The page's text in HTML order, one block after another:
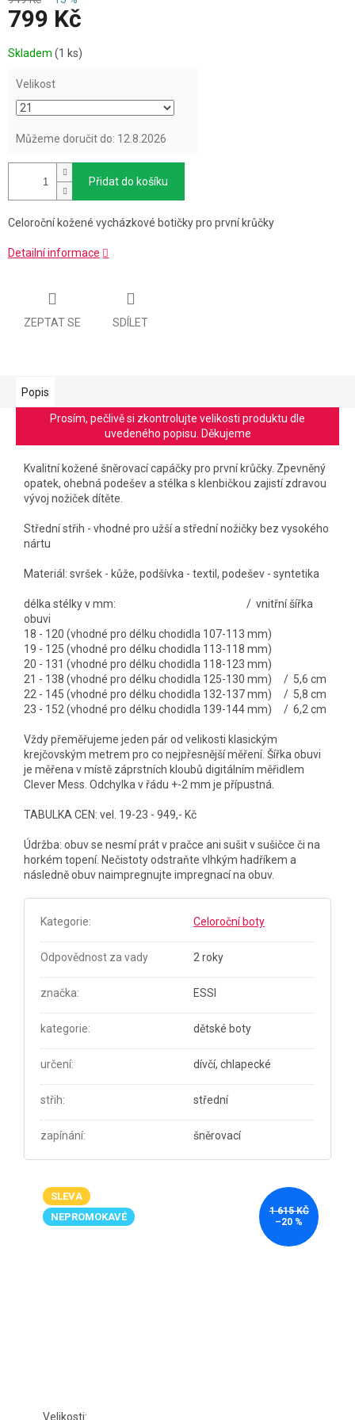
799 Kč
cena:
Skladem (1 ks)
Velikost
Můžeme doručit do: 12.8.2026
Přidat do košíku
Celoroční kožené vycházkové botičky pro první krůčky
Detailní informace
ZEPTAT SE SDÍLET
Popis
Prosím, pečlivě si zkontrolujte velikosti produktu dle
uvedeného popisu. Děkujeme
Kvalitní kožené šněrovací capáčky pro první krůčky. Zpevněný
opatek, ohebná podešev a stélka s klenbičkou zajistí zdravou
vývoj nožiček dítěte.
Střední střih - vhodné pro užší a střední nožičky bez vysokého
nártu
Materiál: svršek - kůže, podšívka - textil, podešev - syntetika
délka stélky v mm: / vnitřní šířka
obuvi
18 - 120 (vhodné pro délku chodidla 107-113 mm)
19 - 125 (vhodné pro délku chodidla 113-118 mm)
20 - 131 (vhodné pro délku chodidla 118-123 mm)
21 - 138 (vhodné pro délku chodidla 125-130 mm) / 5,6 cm
22 - 145 (vhodné pro délku chodidla 132-137 mm) / 5,8 cm
23 - 152 (vhodné pro délku chodidla 139-144 mm) / 6,2 cm
Vždy přeměřujeme jeden pár od velikosti klasickým
krejčovským metrem pro co nejpřesnější měření. Šířka obuvi
je měřena v místě záprstních kloubů digitálním měřidlem
Clever Mess. Odchylka v řádu +-2 mm je přípustná.
TABULKA CEN: vel. 19-23 - 949,- Kč
Údržba: obuv se nesmí prát v pračce ani sušit v sušičce či na
horkém topení. Nečistoty odstraňte vlhkým hadříkem a
následně obuv naimpregnujte impregnací na obuv.
Kategorie: Celoroční boty
Odpovědnost za vady 2 roky
značka: ESSI
kategorie: dětské boty
určení: dívčí, chlapecké
střih: střední
zapínání: šněrovací
SLEVA
NEPROMOKAVÉ
1 615 KČ
–20 %